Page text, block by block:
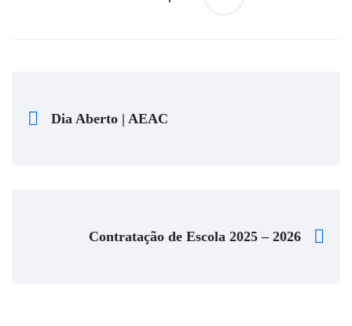
Dia Aberto | AEAC
Contratação de Escola 2025 – 2026